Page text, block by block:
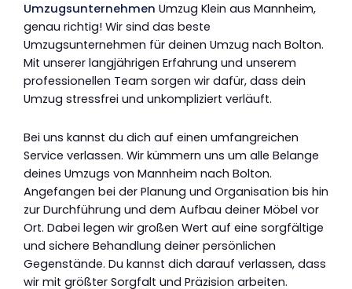
Umzugsunternehmen Umzug Klein aus Mannheim,
genau richtig! Wir sind das beste
Umzugsunternehmen für deinen Umzug nach Bolton.
Mit unserer langjährigen Erfahrung und unserem
professionellen Team sorgen wir dafür, dass dein
Umzug stressfrei und unkompliziert verläuft.
Bei uns kannst du dich auf einen umfangreichen
Service verlassen. Wir kümmern uns um alle Belange
deines Umzugs von Mannheim nach Bolton.
Angefangen bei der Planung und Organisation bis hin
zur Durchführung und dem Aufbau deiner Möbel vor
Ort. Dabei legen wir großen Wert auf eine sorgfältige
und sichere Behandlung deiner persönlichen
Gegenstände. Du kannst dich darauf verlassen, dass
wir mit größter Sorgfalt und Präzision arbeiten.